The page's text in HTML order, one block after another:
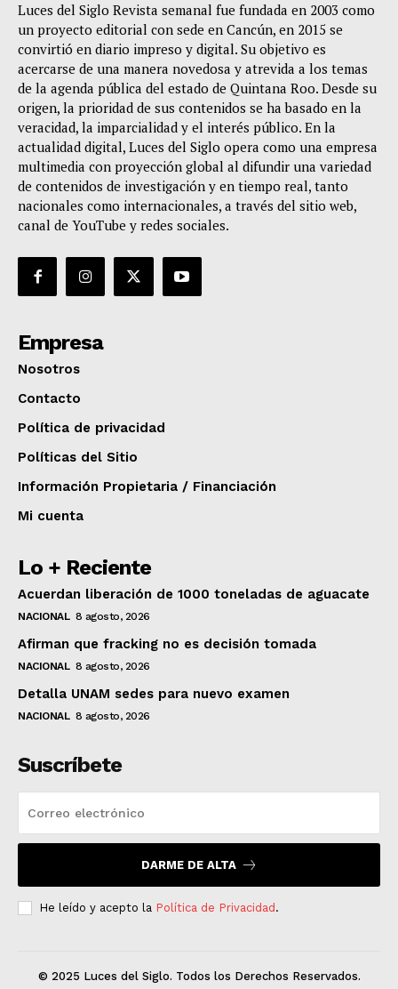
Luces del Siglo Revista semanal fue fundada en 2003 como
un proyecto editorial con sede en Cancún, en 2015 se
convirtió en diario impreso y digital. Su objetivo es
acercarse de una manera novedosa y atrevida a los temas
de la agenda pública del estado de Quintana Roo. Desde su
origen, la prioridad de sus contenidos se ha basado en la
veracidad, la imparcialidad y el interés público. En la
actualidad digital, Luces del Siglo opera como una empresa
multimedia con proyección global al difundir una variedad
de contenidos de investigación y en tiempo real, tanto
nacionales como internacionales, a través del sitio web,
canal de YouTube y redes sociales.
Empresa
Nosotros
Contacto
Política de privacidad
Políticas del Sitio
Información Propietaria / Financiación
Mi cuenta
Lo + Reciente
Acuerdan liberación de 1000 toneladas de aguacate
NACIONAL 8 agosto, 2026
Afirman que fracking no es decisión tomada
NACIONAL 8 agosto, 2026
Detalla UNAM sedes para nuevo examen
NACIONAL 8 agosto, 2026
Suscríbete
DARME DE ALTA
He leído y acepto la Política de Privacidad .
© 2025 Luces del Siglo. Todos los Derechos Reservados.